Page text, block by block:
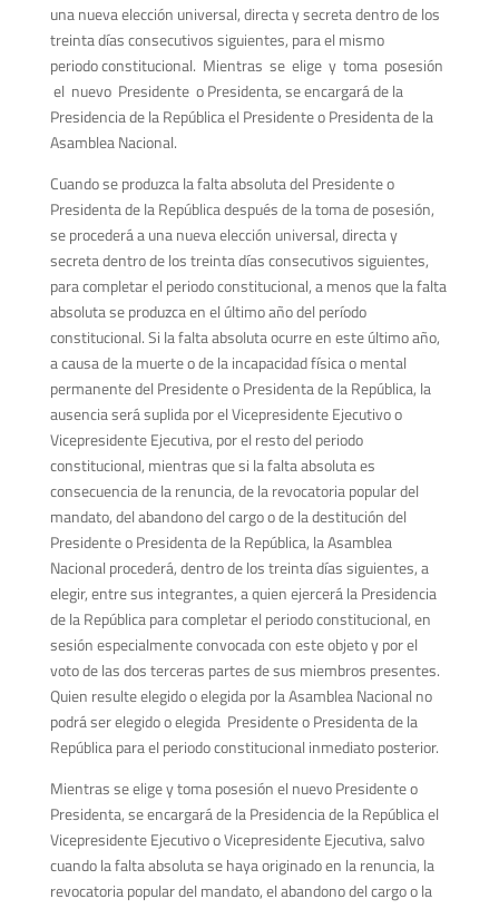
una nueva elección universal, directa y secreta dentro de los
treinta días consecutivos siguientes, para el mismo
periodo constitucional. Mientras se elige y toma posesión
el nuevo Presidente o Presidenta, se encargará de la
Presidencia de la República el Presidente o Presidenta de la
Asamblea Nacional.
Cuando se produzca la falta absoluta del Presidente o
Presidenta de la República después de la toma de posesión,
se procederá a una nueva elección universal, directa y
secreta dentro de los treinta días consecutivos siguientes,
para completar el periodo constitucional, a menos que la falta
absoluta se produzca en el último año del período
constitucional. Si la falta absoluta ocurre en este último año,
a causa de la muerte o de la incapacidad física o mental
permanente del Presidente o Presidenta de la República, la
ausencia será suplida por el Vicepresidente Ejecutivo o
Vicepresidente Ejecutiva, por el resto del periodo
constitucional, mientras que si la falta absoluta es
consecuencia de la renuncia, de la revocatoria popular del
mandato, del abandono del cargo o de la destitución del
Presidente o Presidenta de la República, la Asamblea
Nacional procederá, dentro de los treinta días siguientes, a
elegir, entre sus integrantes, a quien ejercerá la Presidencia
de la República para completar el periodo constitucional, en
sesión especialmente convocada con este objeto y por el
voto de las dos terceras partes de sus miembros presentes.
Quien resulte elegido o elegida por la Asamblea Nacional no
podrá ser elegido o elegida Presidente o Presidenta de la
República para el periodo constitucional inmediato posterior.
Mientras se elige y toma posesión el nuevo Presidente o
Presidenta, se encargará de la Presidencia de la República el
Vicepresidente Ejecutivo o Vicepresidente Ejecutiva, salvo
cuando la falta absoluta se haya originado en la renuncia, la
revocatoria popular del mandato, el abandono del cargo o la